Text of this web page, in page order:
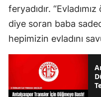
feryadıdır.
diye soran baba
hepimizin evladını